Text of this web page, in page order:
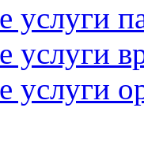
услуги
услуги